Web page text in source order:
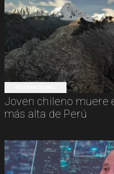
Joven chileno muere
más alta de Perú